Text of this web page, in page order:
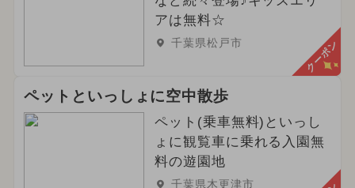
アは無料☆
千葉県松戸市 クーポン
ペットといっしょに空中散歩
ペット(乗車無料)といっし
ょに観覧車に乗れる入園無
料の遊園地
千葉県木更津市